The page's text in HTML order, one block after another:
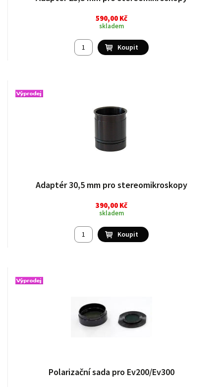
590,00 Kč
skladem
Adaptér 30,5 mm pro stereomikroskopy
390,00 Kč
skladem
Polarizační sada pro Ev200/Ev300